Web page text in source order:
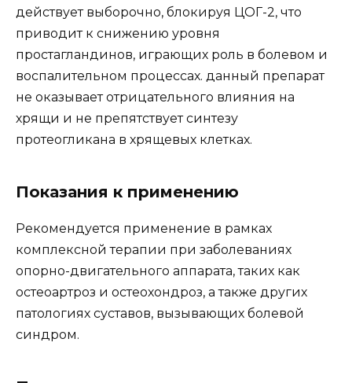
действует выборочно, блокируя ЦОГ-2, что
приводит к снижению уровня
простагландинов, играющих роль в болевом и
воспалительном процессах. данный препарат
не оказывает отрицательного влияния на
хрящи и не препятствует синтезу
протеогликана в хрящевых клетках.
Показания к применению
Рекомендуется применение в рамках
комплексной терапии при заболеваниях
опорно-двигательного аппарата, таких как
остеоартроз и остеохондроз, а также других
патологиях суставов, вызывающих болевой
синдром.